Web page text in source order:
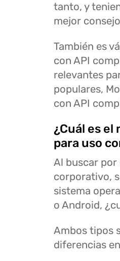
tanto, y
mejor
También es
con API
relevantes
populares,
con API
¿Cuál es
para uso
Al buscar
corporativo,
sistema
o Android,
Ambos tipos
diferencias